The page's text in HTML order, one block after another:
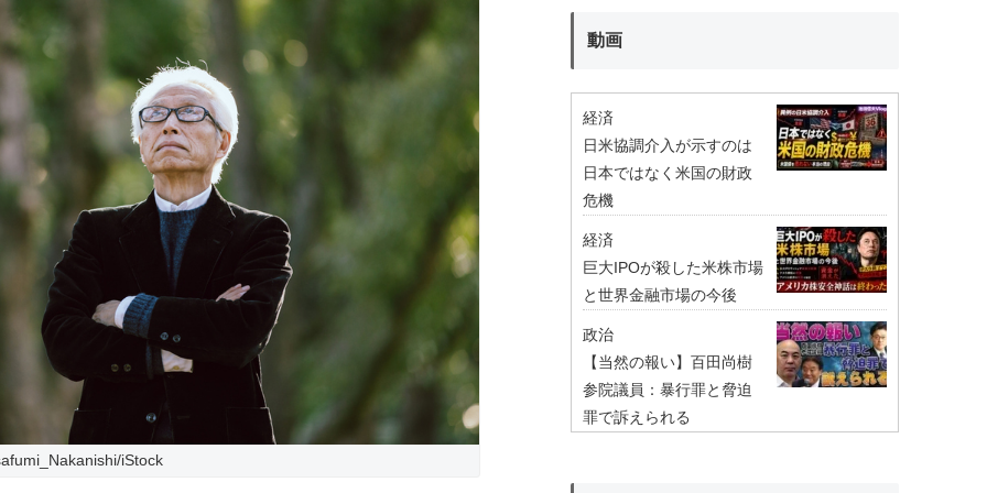
iStock
動画
経済
日米協調介入が示すのは
日本ではなく米国の財政
危機
経済
巨大IPOが殺した米株市場
と世界金融市場の今後
政治
【当然の報い】百田尚樹
参院議員：暴行罪と脅迫
罪で訴えられる